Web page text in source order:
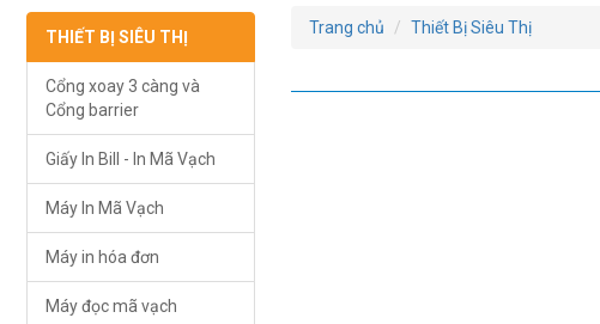
THIẾT BỊ SIÊU THỊ
Cổng xoay 3 càng và
Cổng barrier
Giấy In Bill - In Mã Vạch
Máy In Mã Vạch
Máy in hóa đơn
Máy đọc mã vạch
Trang chủ Thiết Bị Siêu Thị